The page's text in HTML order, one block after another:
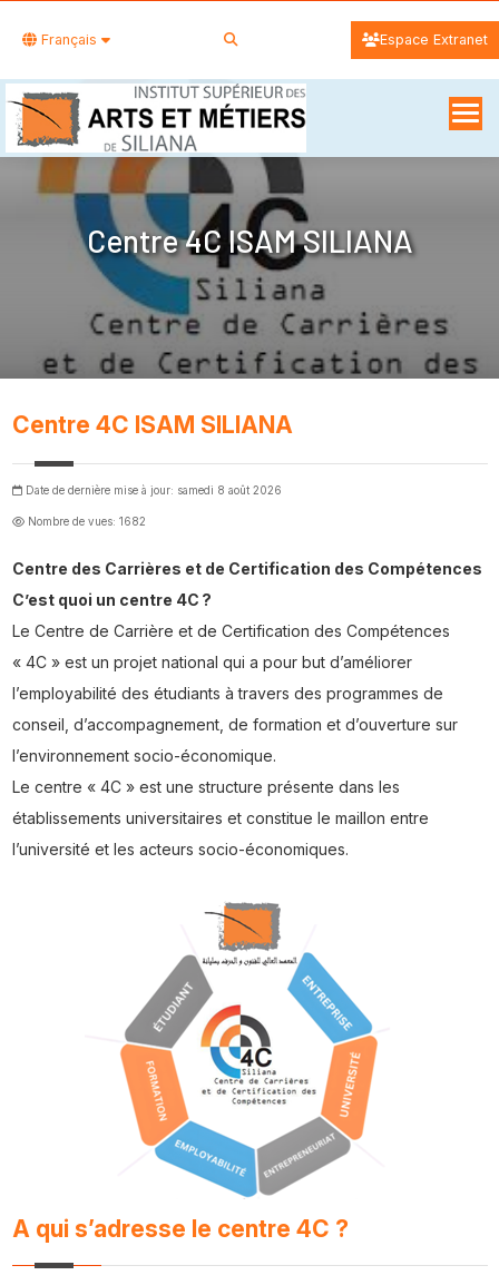
Français Espace Extranet
Centre 4C ISAM SILIANA
Centre 4C ISAM SILIANA
Date de dernière mise à jour: samedi 8 août 2026
Nombre de vues: 1682
Centre des Carrières et de Certification des Compétences
C’est quoi un centre 4C ?
Le Centre de Carrière et de Certification des Compétences
« 4C » est un projet national qui a pour but d’améliorer
l’employabilité des étudiants à travers des programmes de
conseil, d’accompagnement, de formation et d’ouverture sur
l’environnement socio-économique.
Le centre « 4C » est une structure présente dans les
établissements universitaires et constitue le maillon entre
l’université et les acteurs socio-économiques.
A qui s’adresse le centre 4C ?